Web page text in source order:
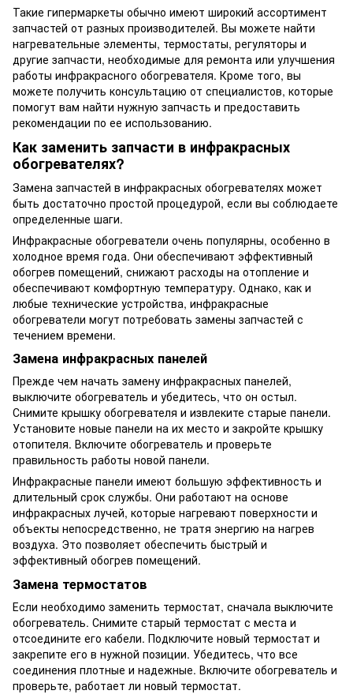
Такие гипермаркеты обычно имеют широкий ассортимент
запчастей от разных производителей. Вы можете найти
нагревательные элементы, термостаты, регуляторы и
другие запчасти, необходимые для ремонта или улучшения
работы инфракрасного обогревателя. Кроме того, вы
можете получить консультацию от специалистов, которые
помогут вам найти нужную запчасть и предоставить
рекомендации по ее использованию.
Как заменить запчасти в инфракрасных
обогревателях?
Замена запчастей в инфракрасных обогревателях может
быть достаточно простой процедурой, если вы соблюдаете
определенные шаги.
Инфракрасные обогреватели очень популярны, особенно в
холодное время года. Они обеспечивают эффективный
обогрев помещений, снижают расходы на отопление и
обеспечивают комфортную температуру. Однако, как и
любые технические устройства, инфракрасные
обогреватели могут потребовать замены запчастей с
течением времени.
Замена инфракрасных панелей
Прежде чем начать замену инфракрасных панелей,
выключите обогреватель и убедитесь, что он остыл.
Снимите крышку обогревателя и извлеките старые панели.
Установите новые панели на их место и закройте крышку
отопителя. Включите обогреватель и проверьте
правильность работы новой панели.
Инфракрасные панели имеют большую эффективность и
длительный срок службы. Они работают на основе
инфракрасных лучей, которые нагревают поверхности и
объекты непосредственно, не тратя энергию на нагрев
воздуха. Это позволяет обеспечить быстрый и
эффективный обогрев помещений.
Замена термостатов
Если необходимо заменить термостат, сначала выключите
обогреватель. Снимите старый термостат с места и
отсоедините его кабели. Подключите новый термостат и
закрепите его в нужной позиции. Убедитесь, что все
соединения плотные и надежные. Включите обогреватель и
проверьте, работает ли новый термостат.